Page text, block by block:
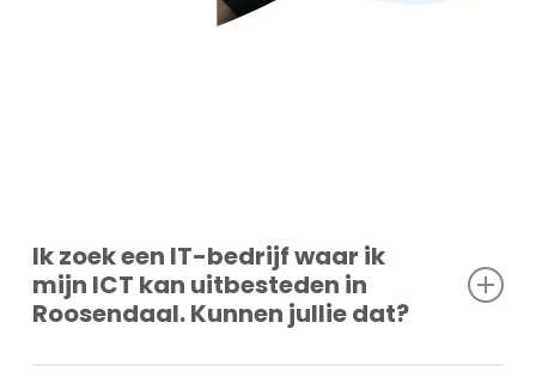
Ik zoek een IT-bedrijf waar ik
mijn ICT kan uitbesteden in
Roosendaal. Kunnen jullie dat?